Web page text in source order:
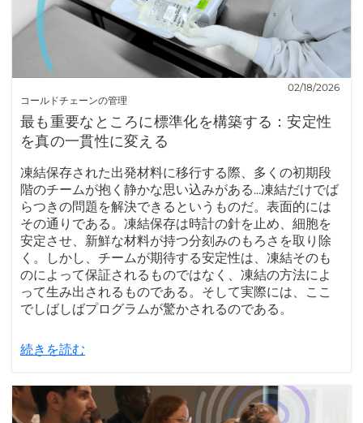
コールドチェーンの管理
02/18/2026
最も重要なところに標準化を構築する：安定性
を真の一貫性に変える
凍結保存された出発材料に移行する際、多くの初期段
階のチームが抱く静かな思い込みがある...凍結だけでば
らつきの問題を解決できるというものだ。表面的には
その通りである。凍結保存は時計の針を止め、細胞を
安定させ、新鮮な材料が持つ分刻みのもろさを取り除
く。しかし、チームが期待する安定性は、凍結そのも
のによって保証されるものではなく、凍結の方法によ
って生み出されるものである。そして実際には、ここ
でしばしばプログラムが驚かされるのである。
続きを読む